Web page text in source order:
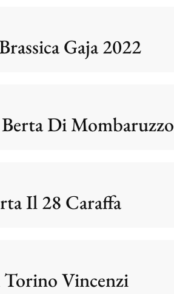
Gaja 2022
Di Mombaruzzo
Il 28 Caraffa
Vincenzi